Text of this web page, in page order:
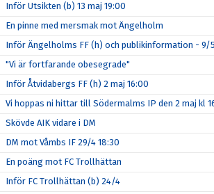
Inför Utsikten (b) 13 maj 19:00
En pinne med mersmak mot Ängelholm
Inför Ängelholms FF (h) och publikinformation - 9/
"Vi är fortfarande obesegrade"
Inför Åtvidabergs FF (h) 2 maj 16:00
Vi hoppas ni hittar till Södermalms IP den 2 maj kl
Skövde AIK vidare i DM
DM mot Våmbs IF 29/4 18:30
En poäng mot FC Trollhättan
Inför FC Trollhättan (b) 24/4